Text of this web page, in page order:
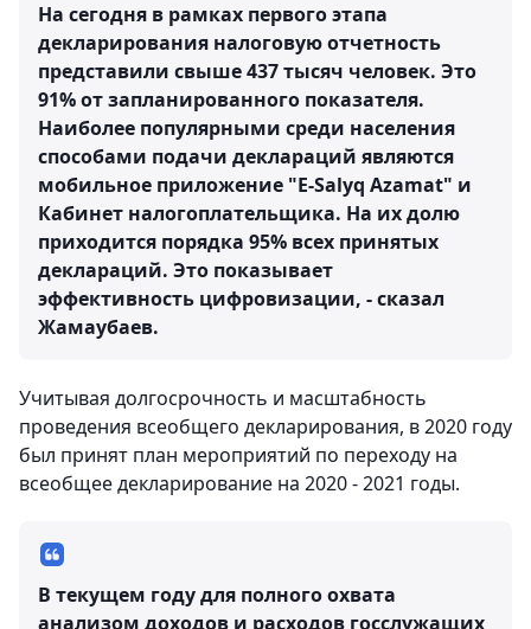
На сегодня в рамках первого этапа
декларирования налоговую отчетность
представили свыше 437 тысяч человек. Это
91% от запланированного показателя.
Наиболее популярными среди населения
способами подачи деклараций являются
мобильное приложение "Е-Salyq Azamat" и
Кабинет налогоплательщика. На их долю
приходится порядка 95% всех принятых
деклараций. Это показывает
эффективность цифровизации, - сказал
Жамаубаев.
Учитывая долгосрочность и масштабность
проведения всеобщего декларирования, в 2020 году
был принят план мероприятий по переходу на
всеобщее декларирование на 2020 - 2021 годы.
В текущем году для полного охвата
анализом доходов и расходов госслужащих